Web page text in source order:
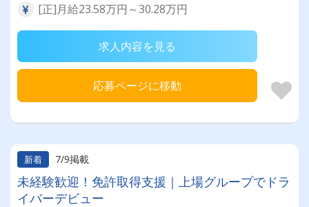
[正]月給23.58万円～30.28万円
求人内容を見る
応募ページに移動
新着 7/9掲載
未経験歓迎！免許取得支援｜上場グループでドラ
イバーデビュー